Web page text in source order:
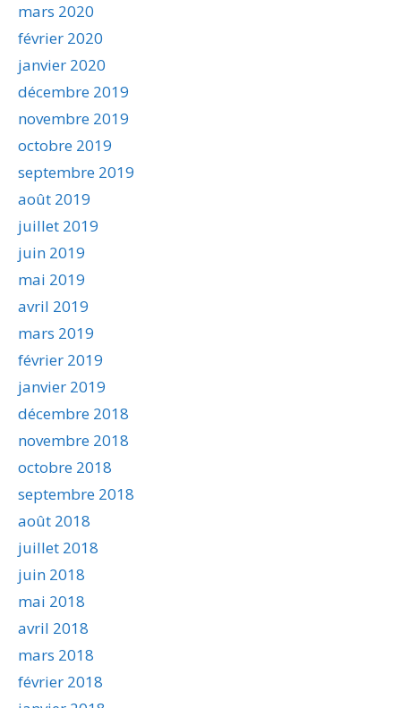
mars 2020
février 2020
janvier 2020
décembre 2019
novembre 2019
octobre 2019
septembre 2019
août 2019
juillet 2019
juin 2019
mai 2019
avril 2019
mars 2019
février 2019
janvier 2019
décembre 2018
novembre 2018
octobre 2018
septembre 2018
août 2018
juillet 2018
juin 2018
mai 2018
avril 2018
mars 2018
février 2018